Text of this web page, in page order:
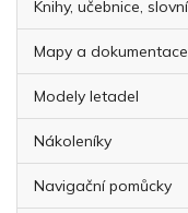
Knihy, učebnice,
Mapy a dokumentace
Modely letadel
Nákoleníky
Navigační pomůcky